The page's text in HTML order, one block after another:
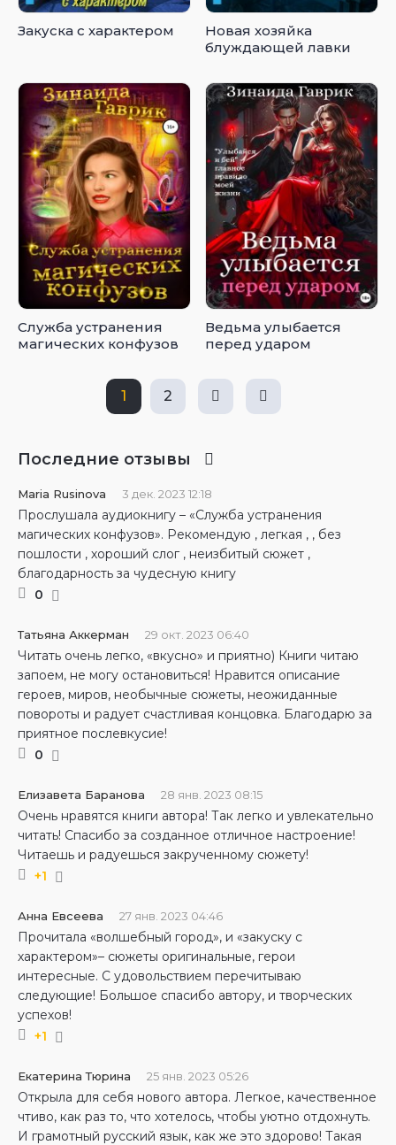
Закуска с характером
Новая хозяйка
блуждающей лавки
Служба устранения
магических конфузов
Ведьма улыбается
перед ударом
1 2
Последние отзывы
Maria Rusinova 3 дек. 2023 12:18
Прослушала аудиокнигу – «Служба устранения
магических конфузов». Рекомендую , легкая , , без
пошлости , хороший слог , неизбитый сюжет ,
благодарность за чудесную книгу
0
Татьяна Аккерман 29 окт. 2023 06:40
Читать очень легко, «вкусно» и приятно) Книги читаю
запоем, не могу остановиться! Нравится описание
героев, миров, необычные сюжеты, неожиданные
повороты и радует счастливая концовка. Благодарю за
приятное послевкусие!
0
Елизавета Баранова 28 янв. 2023 08:15
Очень нравятся книги автора! Так легко и увлекательно
читать! Спасибо за созданное отличное настроение!
Читаешь и радуешься закрученному сюжету!
+1
Анна Евсеева 27 янв. 2023 04:46
Прочитала «волшебный город», и «закуску с
характером»– сюжеты оригинальные, герои
интересные. С удовольствием перечитываю
следующие! Большое спасибо автору, и творческих
успехов!
+1
Екатерина Тюрина 25 янв. 2023 05:26
Открыла для себя нового автора. Легкое, качественное
чтиво, как раз то, что хотелось, чтобы уютно отдохнуть.
И грамотный русский язык, как же это здорово! Такая